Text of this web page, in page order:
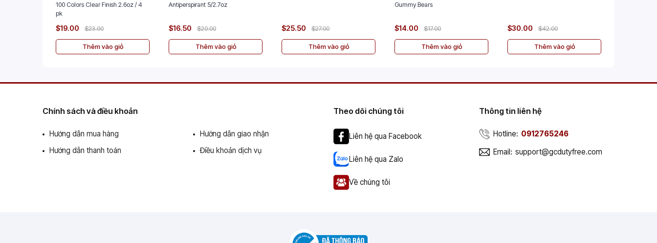
100 Colors Clear Finish 2.6oz / 4
pk
$19.00 $23.00
Thêm vào giỏ
Antiperspirant 5/2.7oz
$16.50 $20.00
Thêm vào giỏ
$25.50 $27.00
Thêm vào giỏ
Gummy Bears
$14.00 $17.00
Thêm vào giỏ
$30.00 $42.00
Thêm vào giỏ
Chính sách và điều khoản
Hướng dẫn mua hàng
Hướng dẫn thanh toán
Hướng dẫn giao nhận
Điều khoản dịch vụ
Theo dõi chúng tôi
Liên hệ qua Facebook
Liên hệ qua Zalo
Về chúng tôi
Thông tin liên hệ
Hotline: 0912765246
Email: support@gcdutyfree.com